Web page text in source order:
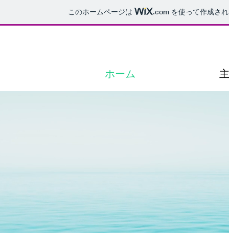
このホームページは .com を使って作成さ
ホーム